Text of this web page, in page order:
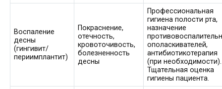
Воспаление
десны
(гингивит/
периимплантит)
Покраснение,
отечность,
кровоточивость,
болезненность
десны
Профессиональная
гигиена полости рта,
назначение
ополаскивателей,
антибиотикотерапия
(при необходимости).
Тщательная оценка
гигиены пациента.